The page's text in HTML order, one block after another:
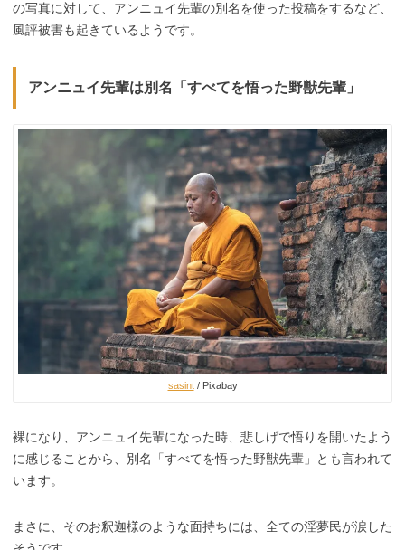
の写真に対して、アンニュイ先輩の別名を使った投稿をするなど、
風評被害も起きているようです。
アンニュイ先輩は別名「すべてを悟った野獣先輩」
sasint/ Pixabay
裸になり、アンニュイ先輩になった時、悲しげで悟りを開いたよう
に感じることから、別名「すべてを悟った野獣先輩」とも言われて
います。
まさに、そのお釈迦様のような面持ちには、全ての淫夢民が涙した